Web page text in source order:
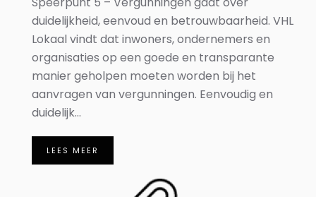
duidelijkheid, eenvoud en betrouwbaarheid. VHL
Lokaal vindt dat inwoners, ondernemers en
organisaties op een goede en transparante
manier geholpen moeten worden bij het
aanvragen van vergunningen. Eenvoudig en
duidelijk...
LEES MEER